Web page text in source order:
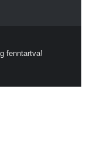
fenntartva!